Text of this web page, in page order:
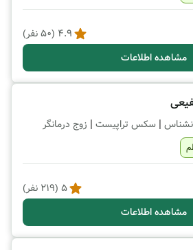
4.9
(
50نفر)
مشاهده اطلاعات
| سکس تراپیست | زوج درمانگر
5
(
219 نفر)
مشاهده اطلاعات